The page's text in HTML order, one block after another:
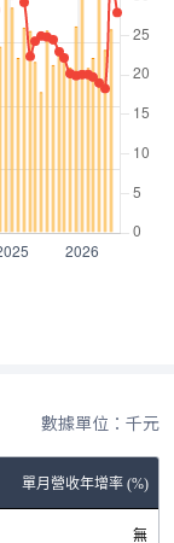
數據單位：千元
單月營收年增率 (%)
無